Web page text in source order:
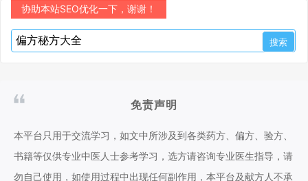
协助本站SEO优化一下，谢谢！
免责声明
本平台只用于交流学习，如文中所涉及到各类药方、偏方、验方、
书籍等仅供专业中医人士参考学习，选方请咨询专业医生指导，请
勿自己使用，如使用过程中出现任何副作用，本平台及献方人不承